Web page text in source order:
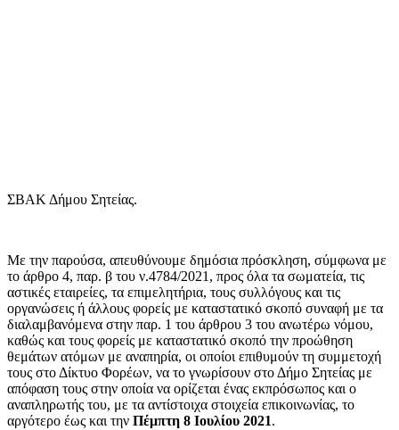
ΣΒΑΚ Δήμου Σητείας.
Με την παρούσα, απευθύνουμε δημόσια πρόσκληση, σύμφωνα με
το άρθρο 4, παρ. β του ν.4784/2021, προς όλα τα σωματεία, τις
αστικές εταιρείες, τα επιμελητήρια, τους συλλόγους και τις
οργανώσεις ή άλλους φορείς με καταστατικό σκοπό συναφή με τα
διαλαμβανόμενα στην παρ. 1 του άρθρου 3 του ανωτέρω νόμου,
καθώς και τους φορείς με καταστατικό σκοπό την προώθηση
θεμάτων ατόμων με αναπηρία, οι οποίοι επιθυμούν τη συμμετοχή
τους στο Δίκτυο Φορέων, να το γνωρίσουν στο Δήμο Σητείας με
απόφαση τους στην οποία να ορίζεται ένας εκπρόσωπος και ο
αναπληρωτής του, με τα αντίστοιχα στοιχεία επικοινωνίας, το
αργότερο έως και την Πέμπτη 8 Ιουλίου 2021.